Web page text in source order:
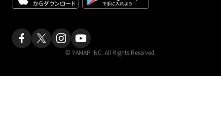
© YAMAP INC. All Rights Reserved.